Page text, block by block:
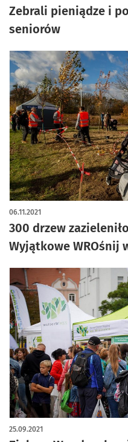
Zebrali pieniądze i
seniorów
300 drzew
Wyjątkowe WROśnij
06.11.2021
25.09.2021